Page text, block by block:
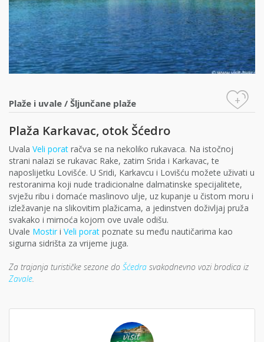
Plaže i uvale / Šljunčane plaže +
Plaža Karkavac, otok Šćedro
Uvala Veli porat račva se na nekoliko rukavaca. Na istočnoj
strani nalazi se rukavac Rake, zatim Srida i Karkavac, te
naposlijetku Lovišće. U Sridi, Karkavcu i Lovišću možete uživati u
restoranima koji nude tradicionalne dalmatinske specijalitete,
svježu ribu i domaće maslinovo ulje, uz kupanje u čistom moru i
izležavanje na slikovitim plažicama, a jedinstven doživljaj pruža
svakako i mirnoća kojom ove uvale odišu.
Uvale Mostiri Veli porat poznate su među nautičarima kao
sigurna sidrišta za vrijeme juga.
Za trajanja turističke sezone do Šćedra svakodnevno vozi brodica iz
Zavale